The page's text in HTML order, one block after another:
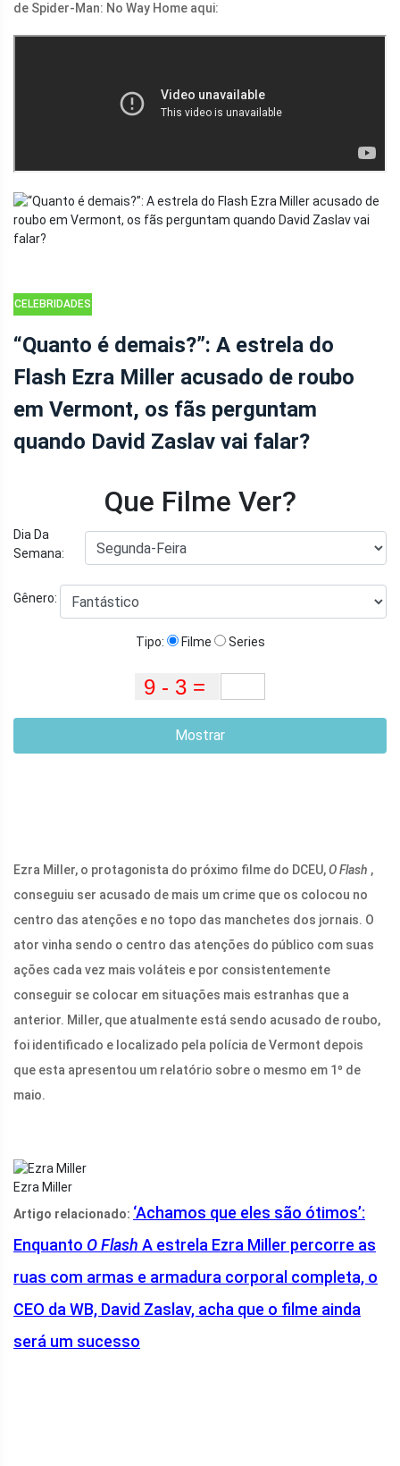
de Spider-Man: No Way Home aqui:
CELEBRIDADES
“Quanto é demais?”: A estrela do
Flash Ezra Miller acusado de roubo
em Vermont, os fãs perguntam
quando David Zaslav vai falar?
Que Filme Ver?
Dia Da
Semana:
Gênero:
Tipo: Filme Series
Mostrar
Ezra Miller, o protagonista do próximo filme do DCEU,O Flash ,
conseguiu ser acusado de mais um crime que os colocou no
centro das atenções e no topo das manchetes dos jornais. O
ator vinha sendo o centro das atenções do público com suas
ações cada vez mais voláteis e por consistentemente
conseguir se colocar em situações mais estranhas que a
anterior. Miller, que atualmente está sendo acusado de roubo,
foi identificado e localizado pela polícia de Vermont depois
que esta apresentou um relatório sobre o mesmo em 1º de
maio.
Ezra Miller
Artigo relacionado: ‘Achamos que eles são ótimos’:
Enquanto O Flash A estrela Ezra Miller percorre as
ruas com armas e armadura corporal completa, o
CEO da WB, David Zaslav, acha que o filme ainda
será um sucesso